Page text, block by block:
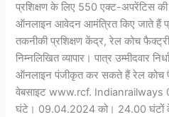
प्रशिक्षण के लिए 550 एक्ट-अपरेंटिस की
ऑनलाइन आवेदन आमंत्रित किए जाते हैं
तकनीकी प्रशिक्षण केंद्र, रेल कोच
निम्नलिखित व्यापार। पात्र उम्मीदवार
ऑनलाइन पंजीकृत कर सकते हैं रेल कोच
वेबसाइट www.rcf.
घंटे। 09.04.2024 को। 24.00 घंटों के